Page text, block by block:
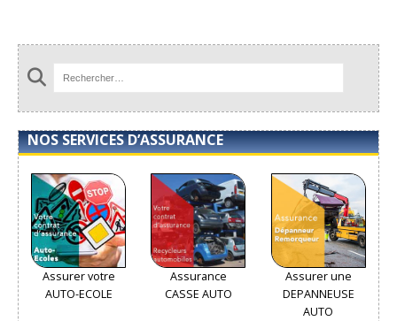
NOS SERVICES D’ASSURANCE
Assurer votre
AUTO-ECOLE
Assurance
CASSE AUTO
Assurer une
DEPANNEUSE
AUTO